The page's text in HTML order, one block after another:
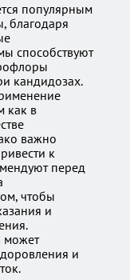
популярным
благодаря
способствуют
кандидозах.
как в
важно
к
перед
чтобы
и
может
и